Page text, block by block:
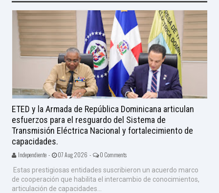
ETED y la Armada de República Dominicana articulan
esfuerzos para el resguardo del Sistema de
Transmisión Eléctrica Nacional y fortalecimiento de
capacidades.
Independiente - 07 Aug 2026 - 0 Comments
Estas prestigiosas entidades suscribieron un acuerdo marco
de cooperación que habilita el intercambio de conocimientos,
articulación de capacidades...